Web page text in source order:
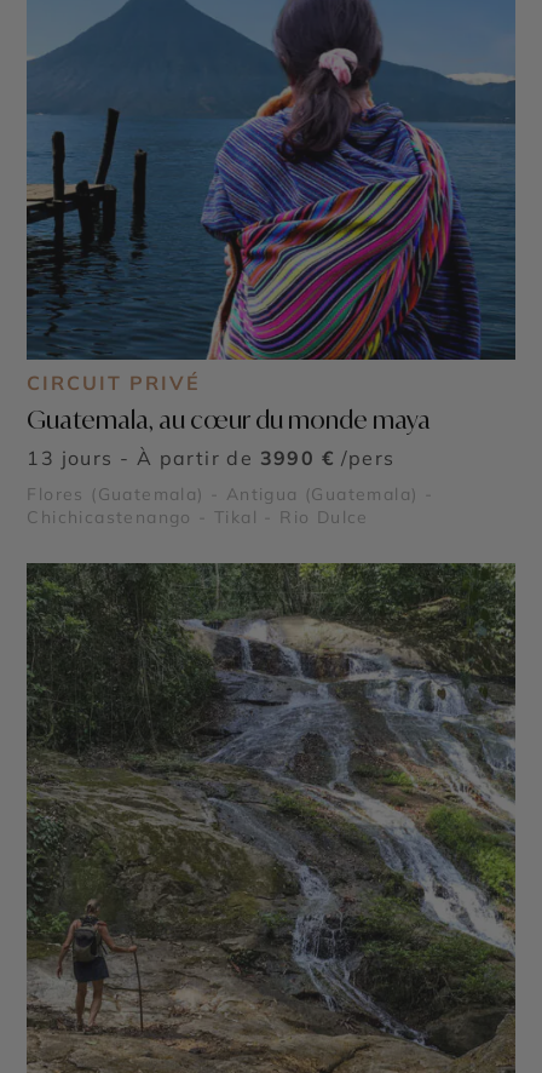
CIRCUIT PRIVÉ
Guatemala, au cœur du monde maya
13 jours - À partir de 3990 € /pers
Flores (Guatemala) - Antigua (Guatemala) -
Chichicastenango - Tikal - Rio Dulce